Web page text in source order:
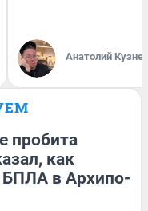
Анатолий
пробита
как
БПЛА в Архипо-